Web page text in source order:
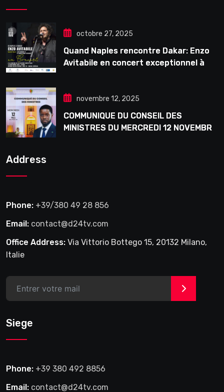
octobre 27, 2025
Quand Naples rencontre Dakar: Enzo
Avitabile en concert exceptionnel à
novembre 12, 2025
COMMUNIQUE DU CONSEIL DES
MINISTRES DU MERCREDI 12 NOVEMBRE
Address
Phone: +39/380 49 28 856
Email: contact@d24tv.com
Office Address: Via Vittorio Bottego 15, 20132 Milano,
Italie
>
Siege
Phone: +39 380 492 8856
Email: contact@d24tv.com